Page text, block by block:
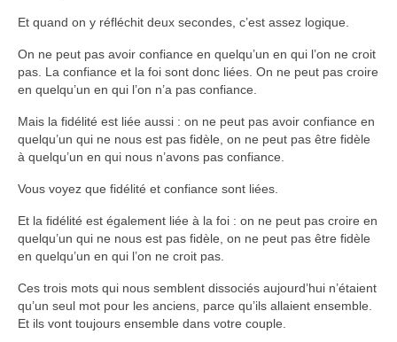
Et quand on y réfléchit deux secondes, c’est assez logique.
On ne peut pas avoir confiance en quelqu’un en qui l’on ne croit
pas. La confiance et la foi sont donc liées. On ne peut pas croire
en quelqu’un en qui l’on n’a pas confiance.
Mais la fidélité est liée aussi : on ne peut pas avoir confiance en
quelqu’un qui ne nous est pas fidèle, on ne peut pas être fidèle
à quelqu’un en qui nous n’avons pas confiance.
Vous voyez que fidélité et confiance sont liées.
Et la fidélité est également liée à la foi : on ne peut pas croire en
quelqu’un qui ne nous est pas fidèle, on ne peut pas être fidèle
en quelqu’un en qui l’on ne croit pas.
Ces trois mots qui nous semblent dissociés aujourd’hui n’étaient
qu’un seul mot pour les anciens, parce qu’ils allaient ensemble.
Et ils vont toujours ensemble dans votre couple.